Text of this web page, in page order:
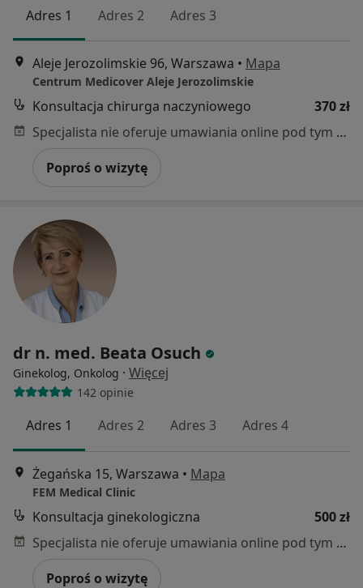
Adres 1 Adres 2 Adres 3
Aleje Jerozolimskie 96, Warszawa • Mapa
Centrum Medicover Aleje Jerozolimskie
Konsultacja chirurga naczyniowego
370 zł
Specjalista nie oferuje umawiania online pod tym adresem.
Poproś o wizytę
dr n. med. Beata Osuch
Ginekolog, Onkolog · Więcej
142 opinie
Adres 1 Adres 2 Adres 3 Adres 4
Żegańska 15, Warszawa • Mapa
FEM Medical Clinic
Konsultacja ginekologiczna
500 zł
Specjalista nie oferuje umawiania online pod tym adresem.
Poproś o wizytę